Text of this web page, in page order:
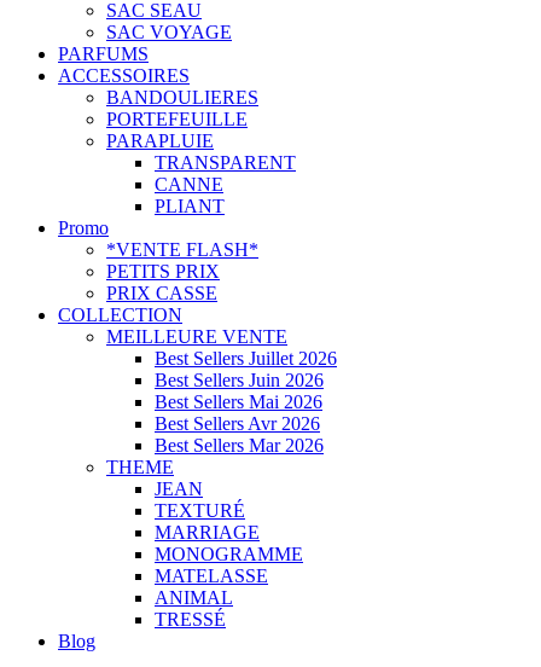
SAC SEAU
SAC VOYAGE
PARFUMS
ACCESSOIRES
BANDOULIERES
PORTEFEUILLE
PARAPLUIE
TRANSPARENT
CANNE
PLIANT
Promo
*VENTE FLASH*
PETITS PRIX
PRIX CASSE
COLLECTION
MEILLEURE VENTE
Best Sellers Juillet 2026
Best Sellers Juin 2026
Best Sellers Mai 2026
Best Sellers Avr 2026
Best Sellers Mar 2026
THEME
JEAN
TEXTURÉ
MARRIAGE
MONOGRAMME
MATELASSE
ANIMAL
TRESSÉ
Blog